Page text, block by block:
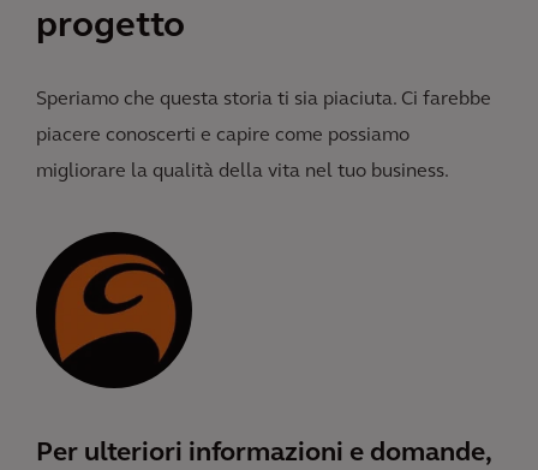
progetto
Speriamo che questa storia ti sia piaciuta. Ci farebbe
piacere conoscerti e capire come possiamo
migliorare la qualità della vita nel tuo business.
Per ulteriori informazioni e domande,